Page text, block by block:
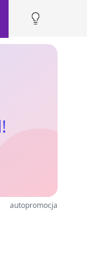
autopromocja